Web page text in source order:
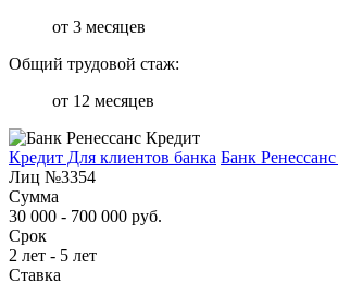
от 3 месяцев
Общий трудовой стаж:
от 12 месяцев
Кредит Для клиентов банка Банк
Лиц №3354
Сумма
30 000 - 700 000 руб.
Срок
2 лет - 5 лет
Ставка